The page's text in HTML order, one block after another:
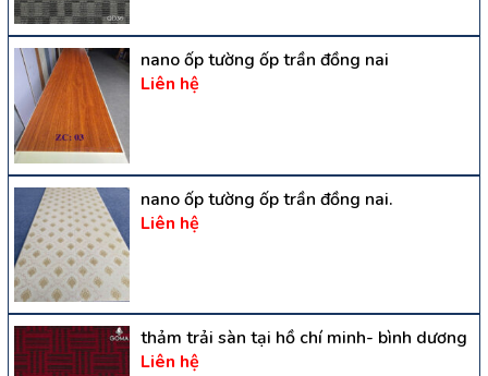
nano ốp tường ốp trần đồng nai
Liên hệ
nano ốp tường ốp trần đồng nai.
Liên hệ
thảm trải sàn tại hồ chí minh- bình dương
Liên hệ